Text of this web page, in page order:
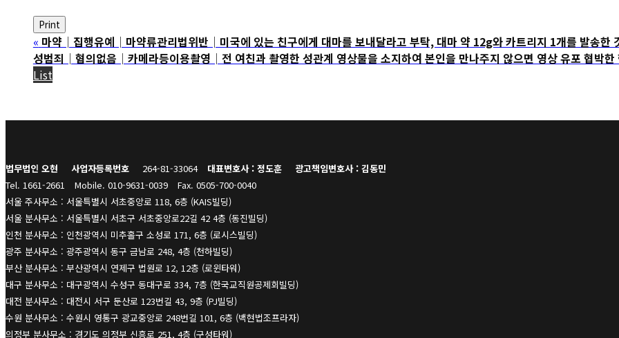
Print
« 마약│집행유예│마약류관리법위반│미국에 있는 친구에게 대마를 보내달라고 부탁, 대마 약 12g와 카트리지 1개를 발송한
성범죄│혐의없음│카메라등이용촬영│전 여친과 촬영한 성관계 영상물을 소지하여 본인을 만나주지 않으면 영상 유포 협박한
List
법무법인 오현 사업자등록번호 264-81-33064 대표변호사 : 정도훈
광고책임변호사 : 김동민
Tel. 1661-2661
Mobile. 010-9631-0039
Fax. 0505-700-0040
서울 주사무소 : 서울특별시 서초중앙로 118, 6층 (KAIS빌딩)
서울 분사무소 : 서울특별시 서초구 서초중앙로22길 42 4층 (동진빌딩)
인천 분사무소 : 인천광역시 미추홀구 소성로 171, 6층 (로시스빌딩)
광주 분사무소 : 광주광역시 동구 금남로 248, 4층 (천하빌딩)
부산 분사무소 : 부산광역시 연제구 법원로 12, 12층 (로윈타워)
대구 분사무소 : 대구광역시 수성구 동대구로 334, 7층 (한국교직원공제회빌딩)
대전 분사무소 : 대전시 서구 둔산로 123번길 43, 9층 (PJ빌딩)
수원 분사무소 : 수원시 영통구 광교중앙로 248번길 101, 6층 (백현법조프라자)
의정부 분사무소 : 경기도 의정부 신흥로 251, 4층 (구성타워)